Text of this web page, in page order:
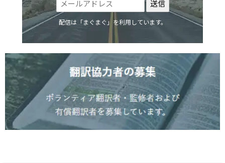
配信は「まぐまぐ」を利用しています。